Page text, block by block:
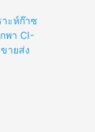
ม่นยำใน
จับสูง